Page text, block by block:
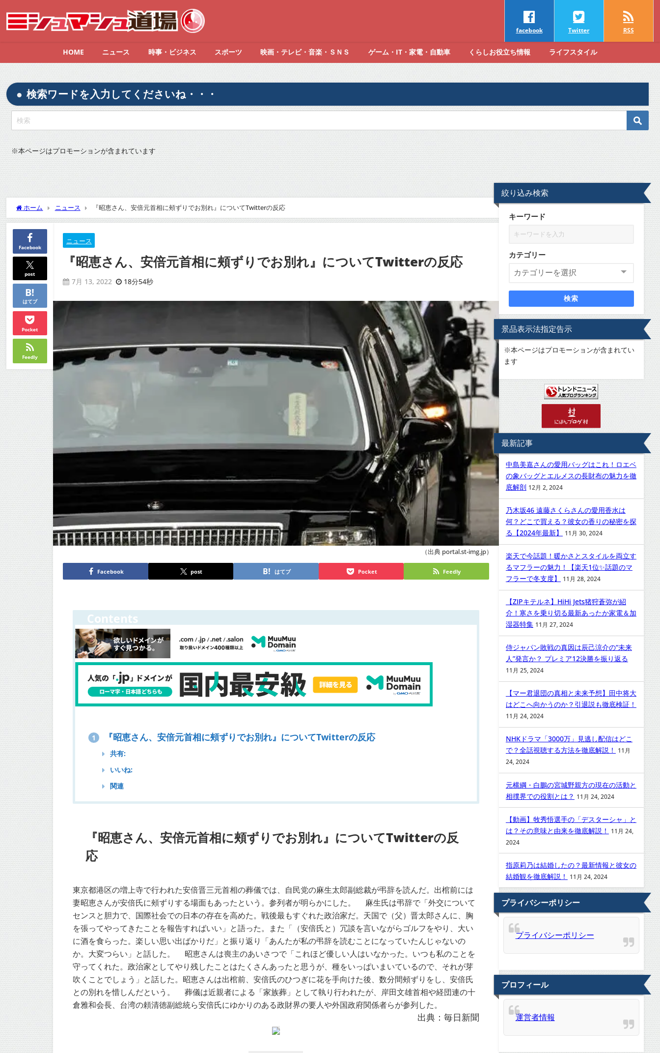
facebook Twitter RSS
HOME ニュース 時事・ビジネス スポーツ 映画・テレビ・音楽・ＳＮＳ ゲーム・IT・家電・自動車 くらしお役立ち情報 ライフスタイル
検索ワードを入力してくださいね・・・
※本ページはプロモーションが含まれています
ホーム ニュース 『昭恵さん、安倍元首相に頰ずりでお別れ』についてTwitterの反応
Facebook
post
はてブ
Pocket
Feedly
ニュース
『昭恵さん、安倍元首相に頰ずりでお別れ』についてTwitterの反応
7月 13, 2022 18分54秒
（出典 portal.st-img.jp）
Facebook post はてブ Pocket Feedly
Contents
1 『昭恵さん、安倍元首相に頰ずりでお別れ』についてTwitterの反応
共有:
いいね:
関連
『昭恵さん、安倍元首相に頰ずりでお別れ』についてTwitterの反
応
東京都港区の増上寺で行われた安倍晋三元首相の葬儀では、自民党の麻生太郎副総裁が弔辞を読んだ。出棺前には
妻昭恵さんが安倍氏に頰ずりする場面もあったという。参列者が明らかにした。
麻生氏は弔辞で「外交について
センスと胆力で、国際社会での日本の存在を高めた。戦後最もすぐれた政治家だ。天国で（父）晋太郎さんに、胸
を張ってやってきたことを報告すればいい」と語った。また「（安倍氏と）冗談を言いながらゴルフをやり、大い
に酒を食らった。楽しい思い出ばかりだ」と振り返り「あんたが私の弔辞を読むことになっていたんじゃないの
か。大変つらい」と話した。 　昭恵さんは喪主のあいさつで「これほど優しい人はいなかった。いつも私のことを
守ってくれた。政治家としてやり残したことはたくさんあったと思うが、種をいっぱいまいているので、それが芽
吹くことでしょう」と話した。昭恵さんは出棺前、安倍氏のひつぎに花を手向けた後、数分間頰ずりをし、安倍氏
との別れを惜しんだという。 　葬儀は近親者による「家族葬」として執り行われたが、岸田文雄首相や経団連の十
倉雅和会長、台湾の頼清徳副総統ら安倍氏にゆかりのある政財界の要人や外国政府関係者らが参列した。
出典：毎日新聞
絞り込み検索
キーワード
カテゴリー
検索
景品表示法指定告示
※本ページはプロモーションが含まれてい
ます
最新記事
中島美嘉さんの愛用バッグはこれ！ロエベ
の象バッグとエルメスの長財布の魅力を徹
底解剖 12月 2, 2024
乃木坂46 遠藤さくらさんの愛用香水は
何？どこで買える？彼女の香りの秘密を探
る【2024年最新】
11月 30, 2024
楽天で今話題！暖かさとスタイルを両立す
るマフラーの魅力！【楽天1位✨話題のマ
フラーで冬支度】
11月 28, 2024
【ZIPキテルネ】HiHi Jets猪狩蒼弥が紹
介！寒さを乗り切る最新あったか家電＆加
湿器特集 11月 27, 2024
侍ジャパン敗戦の真因は辰己涼介の“未来
人”発言か？ プレミア12決勝を振り返る
11月 25, 2024
【マー君退団の真相と未来予想】田中将大
はどこへ向かうのか？引退説も徹底検証！
11月 24, 2024
NHKドラマ「3000万」見逃し配信はどこ
で？全話視聴する方法を徹底解説！
11月
24, 2024
元横綱・白鵬の宮城野親方の現在の活動と
相撲界での役割とは？ 11月 24, 2024
【動画】牧秀悟選手の「デスターシャ」と
は？その意味と由来を徹底解説！
11月 24,
2024
指原莉乃は結婚したの？最新情報と彼女の
結婚観を徹底解説！
11月 24, 2024
プライバシーポリシー
プライバシーポリシー
プロフィール
運営者情報